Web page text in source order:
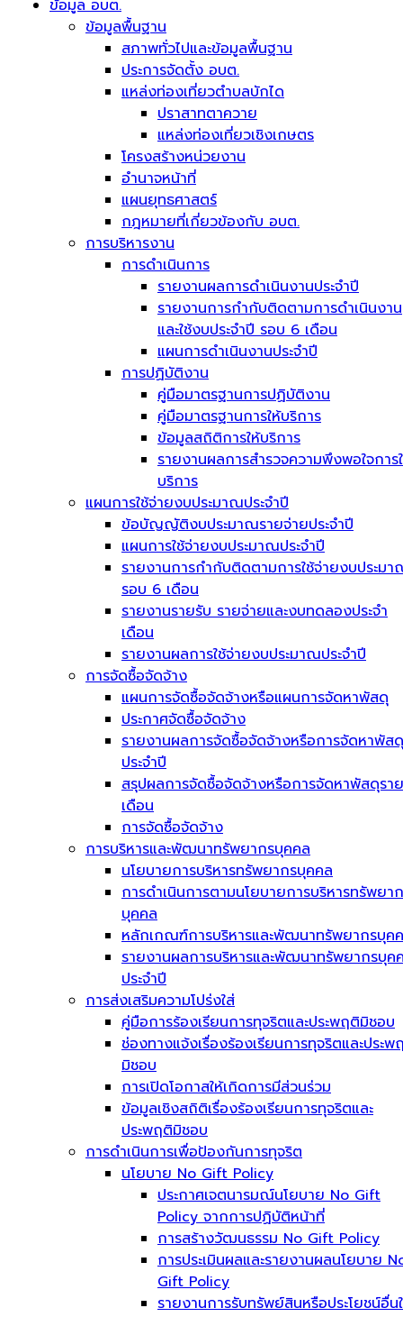
ข้อมูล อบต.
ข้อมูลพื้นฐาน
สภาพทั่วไปและข้อมูลพื้นฐาน
ประการจัดตั้ง อบต.
แหล่งท่องเที่ยวตำบลบักได
ปราสาทตาควาย
แหล่งท่องเที่ยวเชิงเกษตร
โครงสร้างหน่วยงาน
อำนาจหน้าที่
แผนยุทธศาสตร์
กฎหมายที่เกี่ยวข้องกับ อบต.
การบริหารงาน
การดำเนินการ
รายงานผลการดำเนินงานประจำปี
รายงานการกำกับติดตามการดำเนินงาน
และใช้งบประจำปี รอบ 6 เดือน
แผนการดำเนินงานประจำปี
การปฏิบัติงาน
คู่มือมาตรฐานการปฏิบัติงาน
คู่มือมาตรฐานการให้บริการ
ข้อมูลสถิติการให้บริการ
รายงานผลการสำรวจความพึงพอใจการ
บริการ
แผนการใช้จ่ายงบประมาณประจำปี
ข้อบัญญัติงบประมาณรายจ่ายประจำปี
แผนการใช้จ่ายงบประมาณประจำปี
รายงานการกำกับติดตามการใช้จ่ายงบประม
รอบ 6 เดือน
รายงานรายรับ รายจ่ายและงบทดลองประจำ
เดือน
รายงานผลการใช้จ่ายงบประมาณประจำปี
การจัดซื้อจัดจ้าง
แผนการจัดซื้อจัดจ้างหรือแผนการจัดหาพัสดุ
ประกาศจัดซื้อจัดจ้าง
รายงานผลการจัดซื้อจัดจ้างหรือการจัดหาพัสดุ
ประจำปี
สรุปผลการจัดซื้อจัดจ้างหรือการจัดหาพัสดุราย
เดือน
การจัดซื้อจัดจ้าง
การบริหารและพัฒนาทรัพยากรบุคคล
นโยบายการบริหารทรัพยากรบุคคล
การดำเนินการตามนโยบายการบริหารทรัพยา
บุคคล
หลักเกณฑ์การบริหารและพัฒนาทรัพยากรบุค
รายงานผลการบริหารและพัฒนาทรัพยากรบุค
ประจำปี
การส่งเสริมความโปร่งใส่
คู่มือการร้องเรียนการทุจริตและประพฤติมิชอบ
ช่องทางแจ้งเรื่องร้องเรียนการทุจริตและประพ
มิชอบ
การเปิดโอกาสให้เกิดการมีส่วนร่วม
ข้อมูลเชิงสถิติเรื่องร้องเรียนการทุจริตและ
ประพฤติมิชอบ
การดำเนินการเพื่อป้องกันการทุจริต
นโยบาย No Gift Policy
ประกาศเจตนารมณ์นโยบาย No Gift
Policy จากการปฏิบัติหน้าที่
การสร้างวัฒนธรรม No Gift Policy
การประเมินผลและรายงานผลนโยบาย
Gift Policy
รายงานการรับทรัพย์สินหรือประโยชน์อื่น